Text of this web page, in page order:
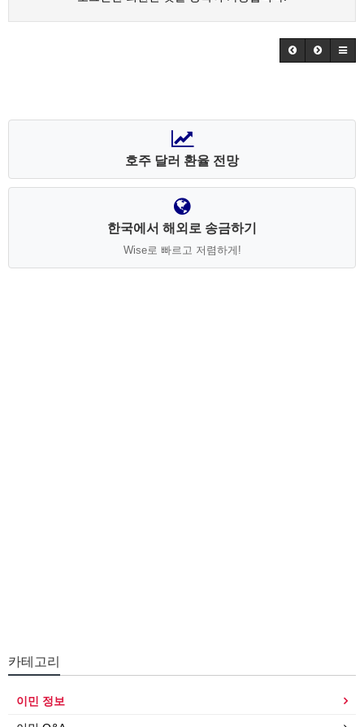
호주 달러 환율 전망
한국에서 해외로 송금하기
Wise로 빠르고 저렴하게!
카테고리
이민 정보